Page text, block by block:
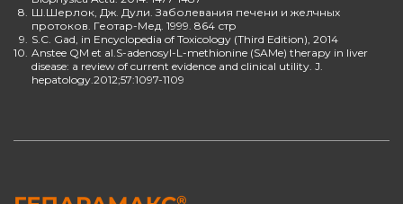
8. Ш.Шерлок, Дж. Дули. Заболевания печени и желчных
протоков. Геотар-Мед. 1999. 864 стр
9. S.C. Gad, in Encyclopedia of Toxicology (Third Edition), 2014
10. Anstee QM et al.S-adenosyl-L-methionine (SAMe) therapy in liver
disease: a review of current evidence and clinical utility. J.
hepatology.2012;57:1097-1109